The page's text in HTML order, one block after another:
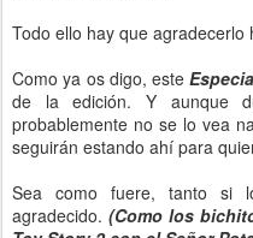
Todo ello hay que agradecerlo
Como ya os digo, este
de la edición. Y aunque
probablemente no se lo vea
seguirán estando ahí para
Sea como fuere, tanto si
agradecido. (Como los